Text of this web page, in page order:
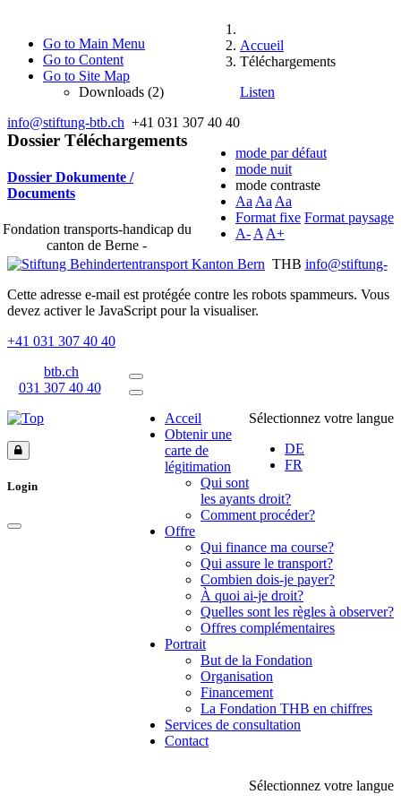
Go to Main Menu
Go to Content
Go to Site Map
Downloads (2)
info@stiftung-btb.ch +41 031 307 40 40
mode par défaut
mode nuit
mode contraste
Aa Aa Aa
Format fixe Format paysage
A- A A+
Cette adresse e-mail est protégée contre les robots spammeurs. Vous
devez activer le JavaScript pour la visualiser.
+41 031 307 40 40
Sélectionnez votre langue
DE
FR
Acceil
Obtenir une
carte de
légitimation
Qui sont
les ayants droit?
Comment procéder?
Offre
Qui finance ma course?
Qui assure le transport?
Combien dois-je payer?
À quoi ai-je droit?
Quelles sont les règles à observer?
Offres complémentaires
Portrait
But de la Fondation
Organisation
Financement
La Fondation THB en chiffres
Services de consultation
Contact
Sélectionnez votre langue
Accueil
Téléchargements
Listen
Dossier Téléchargements
Dossier Dokumente /
Documents
Fondation transports-handicap du
canton de Berne -
THB info@stiftung-
btb.ch
031 307 40 40
Login